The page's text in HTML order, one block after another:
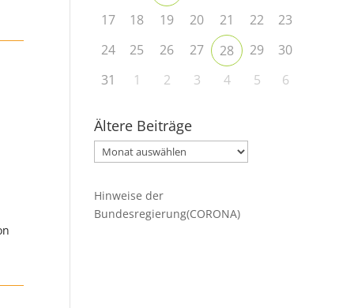
17
18 19 20 21 22
23
24
25 26 27 28 29
30
31
1 2 3 4 5 6
Ältere Beiträge
Ältere
Beiträge
Hinweise der
Bundesregierung(CORONA)